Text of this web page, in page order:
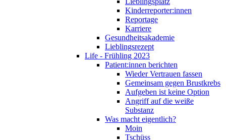
Kinderreporter:innen
Reportage
Karriere
Gesundheitsakademie
Lieblingsrezept
Life - Frühling 2023
Patient:innen berichten
Wieder Vertrauen fassen
Gemeinsam gegen Brustkrebs
Aufgeben ist keine Option
Angriff auf die weiße
Substanz
Was macht eigentlich?
Moin
Tschüss